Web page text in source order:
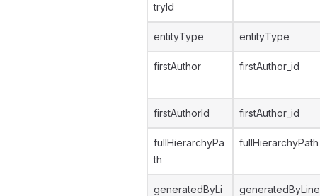
tryId
entityType entityType
firstAuthor firstAuthor_id
firstAuthorId firstAuthor_id
fullHierarchyPa
th
fullHierarchyPath
generatedByLi
generatedByLine